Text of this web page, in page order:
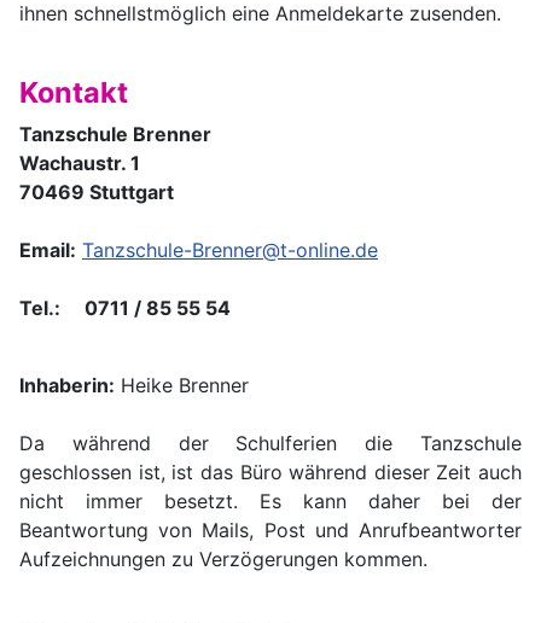
ihnen schnellstmöglich eine Anmeldekarte zusenden.
Kontakt
Tanzschule Brenner
Wachaustr. 1
70469 Stuttgart
Email: Tanzschule-Brenner@t-online.de
Tel.: 0711 / 85 55 54
Inhaberin: Heike Brenner
Da während der Schulferien die Tanzschule
geschlossen ist, ist das Büro während dieser Zeit auch
nicht immer besetzt. Es kann daher bei der
Beantwortung von Mails, Post und Anrufbeantworter
Aufzeichnungen zu Verzögerungen kommen.